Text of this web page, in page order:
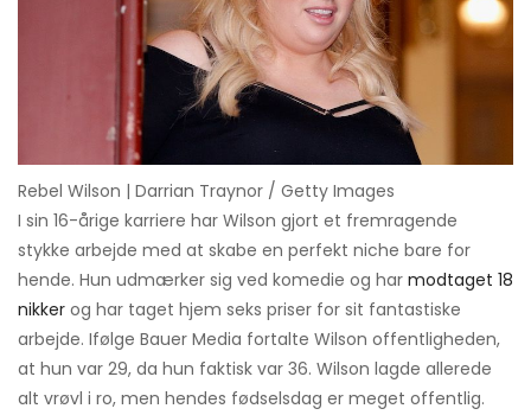
Rebel Wilson | Darrian Traynor / Getty Images
I sin 16-årige karriere har Wilson gjort et fremragende
stykke arbejde med at skabe en perfekt niche bare for
hende. Hun udmærker sig ved komedie og har modtaget 18
nikker og har taget hjem seks priser for sit fantastiske
arbejde. Ifølge Bauer Media fortalte Wilson offentligheden,
at hun var 29, da hun faktisk var 36. Wilson lagde allerede
alt vrøvl i ro, men hendes fødselsdag er meget offentlig.